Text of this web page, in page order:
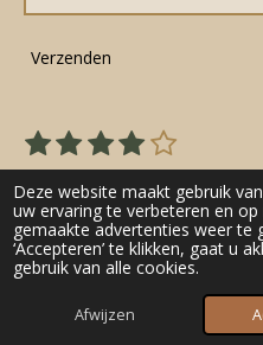
Deze website maakt gebruik
uw ervaring te verbeteren en
gemaakte advertenties weer te
‘Accepteren’ te klikken, gaat u
gebruik van alle cookies.
Afwijzen
Verzenden
R
a
t
i
n
1
s
t
e
r
2
s
t
e
r
r
3
s
t
e
r
r
e
4
s
t
e
r
r
e
5
s
t
e
r
r
S
e
m
m
e
n
22 stemmen
E-mailadres Telefoonnummer